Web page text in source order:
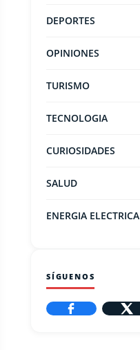
DEPORTES
OPINIONES
TURISMO
TECNOLOGIA
CURIOSIDADES
SALUD
ENERGIA ELECTRICA
SÍGUENOS